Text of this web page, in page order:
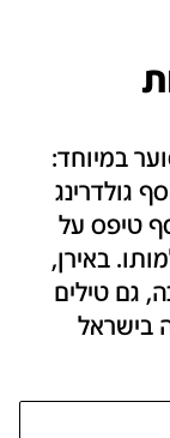
במיוחד:
גולדרינג
ה-3 נעה. אסף טיפס על
באירן,
גם טילים
בישראל